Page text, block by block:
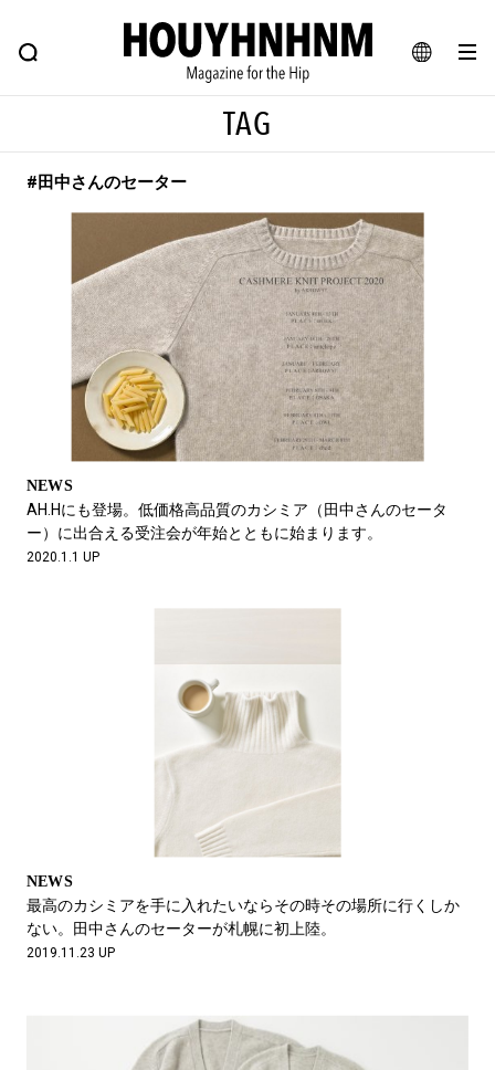
JA
FEATURE BLOG SNAP
ヒップなファッション、カルチャー、ライフスタイルWEBマガジン
#注目のタグ
#SHOPPING ADDICT #憧れの逸品
#ESSENTIAL DESIGNS #古着サミット
#NEW VINTAGE #マイナーグッド図鑑
#路地裏てぃーん。 #MONTHLY JOURNAL
#GH 銘品の所以 #フイナムのYouTube
#Commune H #FOCUS IT #AH.H
#ととけん #FASHION #MUSIC #MOVIE
#LIFESTYLE
#SPORTS #HANDSOME HANDBOOK
TAG
#田中さんのセーター
NEWS
AH.Hにも登場。低価格高品質のカシミア（田中さんのセータ
ー）に出合える受注会が年始とともに始まります。
2020.1.1 UP
NEWS
最高のカシミアを手に入れたいならその時その場所に行くしか
ない。田中さんのセーターが札幌に初上陸。
2019.11.23 UP